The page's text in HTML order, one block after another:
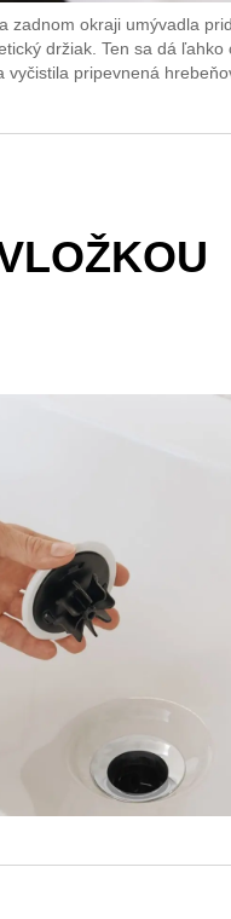
zadnom okraji umývadla
držiak. Ten sa dá ľahko
vyčistila pripevnená